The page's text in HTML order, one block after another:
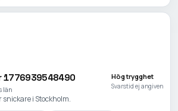
1776939548490
län
Hög trygghet
Svarstid ej angiven
i Stockholm.